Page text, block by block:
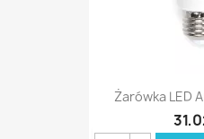
Żarówka LED